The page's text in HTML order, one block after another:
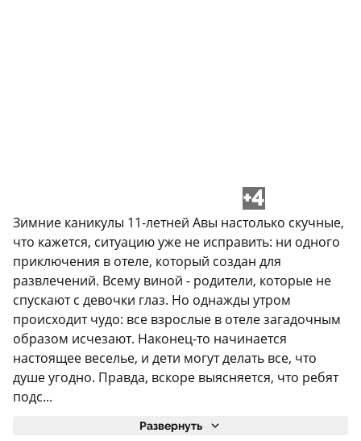
+4
Зимние каникулы 11-летней Авы настолько скучные,
что кажется, ситуацию уже не исправить: ни одного
приключения в отеле, который создан для
развлечений. Всему виной - родители, которые не
спускают с девочки глаз. Но однажды утром
происходит чудо: все взрослые в отеле загадочным
образом исчезают. Наконец-то начинается
настоящее веселье, и дети могут делать все, что
душе угодно. Правда, вскоре выясняется, что ребят
подс...
Развернуть